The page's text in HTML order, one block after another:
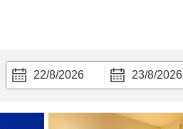
22/8/2026 23/8/2026